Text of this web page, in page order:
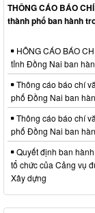
THÔNG CÁO BÁO
thành phố ban hành
HÔNG CÁO BÁO
tỉnh Đồng Nai ban
Thông cáo báo chí
phố Đồng Nai ban
Thông cáo báo chí
phố Đồng Nai ban
Quyết định ban
tổ chức của Cảng vụ
Xây dựng